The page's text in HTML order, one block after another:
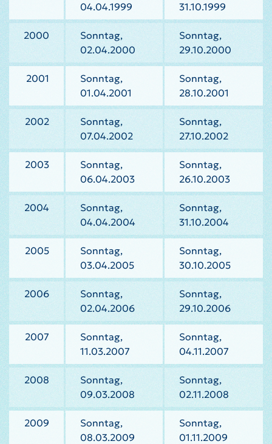
04.04.1999
31.10.1999
2000
Sonntag,
02.04.2000
Sonntag,
29.10.2000
2001
Sonntag,
01.04.2001
Sonntag,
28.10.2001
2002
Sonntag,
07.04.2002
Sonntag,
27.10.2002
2003
Sonntag,
06.04.2003
Sonntag,
26.10.2003
2004
Sonntag,
04.04.2004
Sonntag,
31.10.2004
2005
Sonntag,
03.04.2005
Sonntag,
30.10.2005
2006
Sonntag,
02.04.2006
Sonntag,
29.10.2006
2007
Sonntag,
11.03.2007
Sonntag,
04.11.2007
2008
Sonntag,
09.03.2008
Sonntag,
02.11.2008
2009
Sonntag,
08.03.2009
Sonntag,
01.11.2009